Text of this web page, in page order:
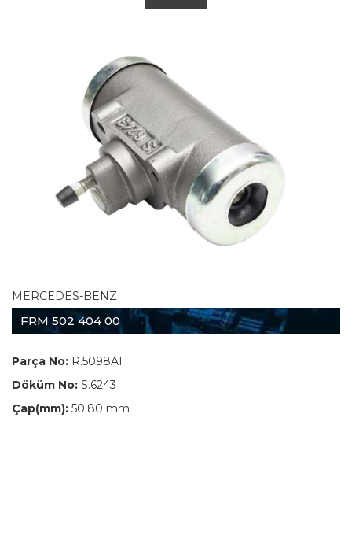
MERCEDES-BENZ
FRM 502 404 00
Parça No: R.5098A1
Döküm No: S.6243
Çap(mm): 50.80 mm